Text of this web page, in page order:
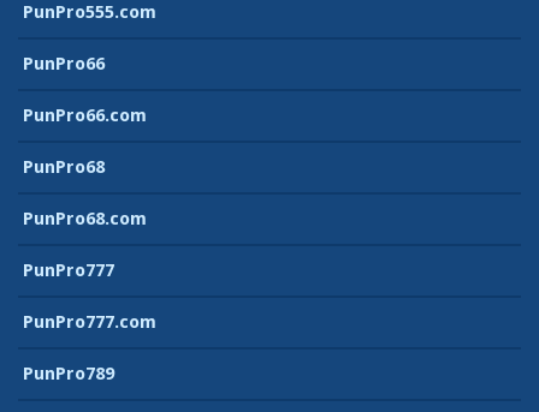
PunPro555.com
PunPro66
PunPro66.com
PunPro68
PunPro68.com
PunPro777
PunPro777.com
PunPro789